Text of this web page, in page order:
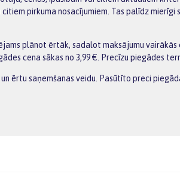
pirkuma nosacījumiem. Tas palīdz
plānot ērtāk, sadalot maksājumu
cena sākas no 3,99 €. Precīzu piegādes
ērtu saņemšanas veidu. Pasūtīto preci